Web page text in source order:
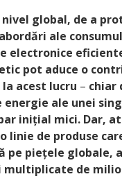
global, de a
ale
electronice
pot aduce o
acest lucru – chiar
energie ale unei
inițial mici. Dar,
linie de produse
pe piețele globale,
multiplicate de